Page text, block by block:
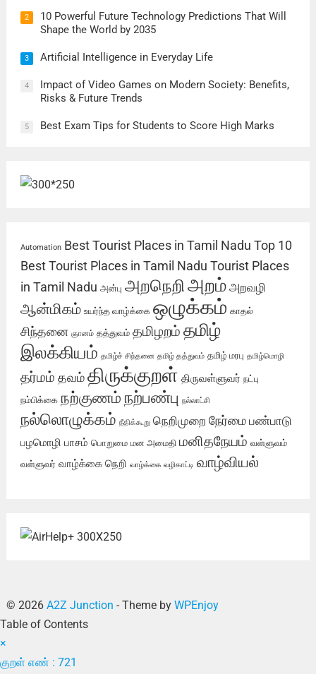
2
10 Powerful Future Technology Predictions That Will
Shape the World by 2035
3 Artificial Intelligence in Everyday Life
4
Impact of Video Games on Modern Society: Benefits,
Risks & Future Trends
5 Best Exam Tips for Students to Score High Marks
Automation Best Tourist Places in Tamil Nadu Top 10
Best Tourist Places in Tamil Nadu Tourist Places
in Tamil Nadu அன்பு அறநெறிஅறம் அறவழி
ஆன்மிகம் உயர்ந்த வாழ்க்கை ஒழுக்கம் காதல்
சிந்தனை ஞானம் தத்துவம் தமிழறம் தமிழ்
இலக்கியம் தமிழ்ச் சிந்தனை தமிழ் தத்துவம் தமிழ் மரபு தமிழ்மொழி
தர்மம் தவம்திருக்குறள் திருவள்ளுவர் நட்பு
நம்பிக்கை நற்குணம் நற்பண்பு நல்லாட்சி
நல்லொழுக்கம் நீதிக்கூறு நெறிமுறை நேர்மை பண்பாடு
பழமொழி பாசம் பொறுமை மன அமைதி மனிதநேயம் வள்ளுவம்
வள்ளுவர் வாழ்க்கை நெறி வாழ்க்கை வழிகாட்டி வாழ்வியல்
© 2026 A2Z Junction - Theme by WPEnjoy
Table of Contents
×
குறள் எண் : 721